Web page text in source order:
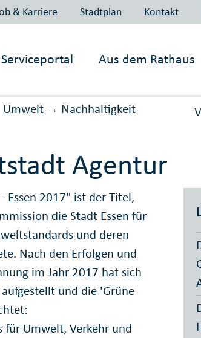
& Karriere Stadtplan Kontakt
Serviceportal Aus dem Rathaus
Umwelt → Nachhaltig­keit
Agentur
Essen 2017" ist der Titel,
die Stadt Essen für
und deren
Nach den Erfolgen und
im Jahr 2017 hat sich
und die 'Grüne
für Umwelt, Verkehr und